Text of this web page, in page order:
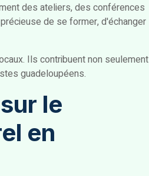
des ateliers, des conférences
de se former, d'échanger
Ils contribuent non seulement
guadeloupéens.
le
en